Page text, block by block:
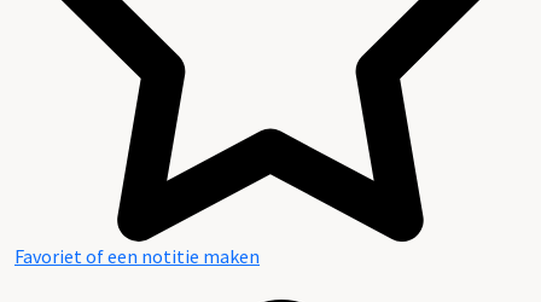
Favoriet of een notitie maken